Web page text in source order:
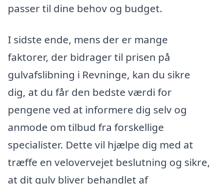
passer til dine behov og budget.
I sidste ende, mens der er mange
faktorer, der bidrager til prisen på
gulvafslibning i Revninge, kan du sikre
dig, at du får den bedste værdi for
pengene ved at informere dig selv og
anmode om tilbud fra forskellige
specialister. Dette vil hjælpe dig med at
træffe en velovervejet beslutning og sikre,
at dit gulv bliver behandlet af